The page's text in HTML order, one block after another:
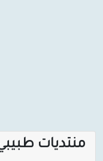
منتديات